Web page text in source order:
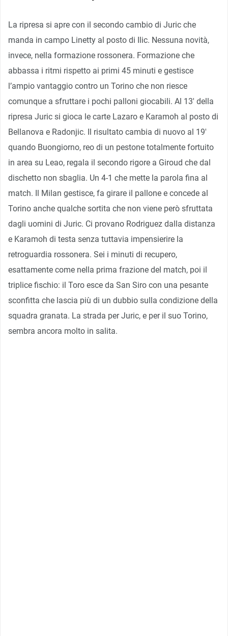
La ripresa si apre con il secondo cambio di Juric che
manda in campo Linetty al posto di Ilic. Nessuna novità,
invece, nella formazione rossonera. Formazione che
abbassa i ritmi rispetto ai primi 45 minuti e gestisce
l’ampio vantaggio contro un Torino che non riesce
comunque a sfruttare i pochi palloni giocabili. Al 13′ della
ripresa Juric si gioca le carte Lazaro e Karamoh al posto di
Bellanova e Radonjic. Il risultato cambia di nuovo al 19′
quando Buongiorno, reo di un pestone totalmente fortuito
in area su Leao, regala il secondo rigore a Giroud che dal
dischetto non sbaglia. Un 4-1 che mette la parola fina al
match. Il Milan gestisce, fa girare il pallone e concede al
Torino anche qualche sortita che non viene però sfruttata
dagli uomini di Juric. Ci provano Rodriguez dalla distanza
e Karamoh di testa senza tuttavia impensierire la
retroguardia rossonera. Sei i minuti di recupero,
esattamente come nella prima frazione del match, poi il
triplice fischio: il Toro esce da San Siro con una pesante
sconfitta che lascia più di un dubbio sulla condizione della
squadra granata. La strada per Juric, e per il suo Torino,
sembra ancora molto in salita.